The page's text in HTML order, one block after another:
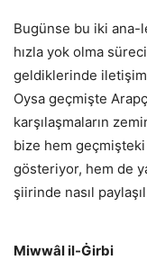
Bugünse bu iki ana-
hızla yok olma
geldiklerinde
Oysa geçmişte
karşılaşmaların
bize hem
gösteriyor, hem de
şiirinde nasıl
Miwwâl il-Ġirbi